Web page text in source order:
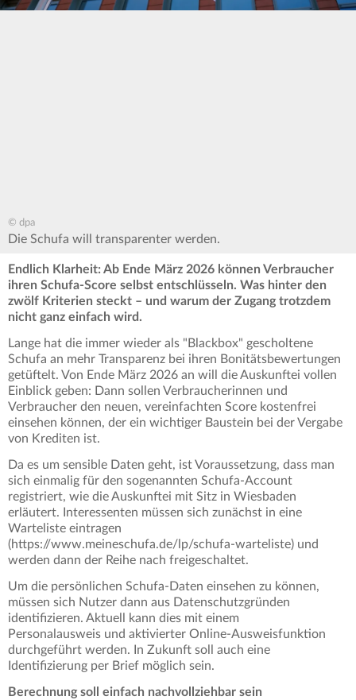
© dpa
Die Schufa will transparenter werden.
Endlich Klarheit: Ab Ende März 2026 können Verbraucher
ihren Schufa-Score selbst entschlüsseln. Was hinter den
zwölf Kriterien steckt – und warum der Zugang trotzdem
nicht ganz einfach wird.
Lange hat die immer wieder als "Blackbox" gescholtene
Schufa an mehr Transparenz bei ihren Bonitätsbewertungen
getüftelt. Von Ende März 2026 an will die Auskunftei vollen
Einblick geben: Dann sollen Verbraucherinnen und
Verbraucher den neuen, vereinfachten Score kostenfrei
einsehen können, der ein wichtiger Baustein bei der Vergabe
von Krediten ist.
Da es um sensible Daten geht, ist Voraussetzung, dass man
sich einmalig für den sogenannten Schufa-Account
registriert, wie die Auskunftei mit Sitz in Wiesbaden
erläutert. Interessenten müssen sich zunächst in eine
Warteliste eintragen
(https://www.meineschufa.de/lp/schufa-warteliste) und
werden dann der Reihe nach freigeschaltet.
Um die persönlichen Schufa-Daten einsehen zu können,
müssen sich Nutzer dann aus Datenschutzgründen
identifizieren. Aktuell kann dies mit einem
Personalausweis und aktivierter Online-Ausweisfunktion
durchgeführt werden. In Zukunft soll auch eine
Identifizierung per Brief möglich sein.
Berechnung soll einfach nachvollziehbar sein